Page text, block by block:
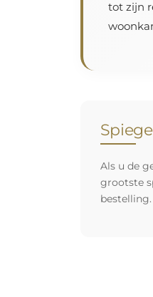
tot zijn
Als u de
grootste